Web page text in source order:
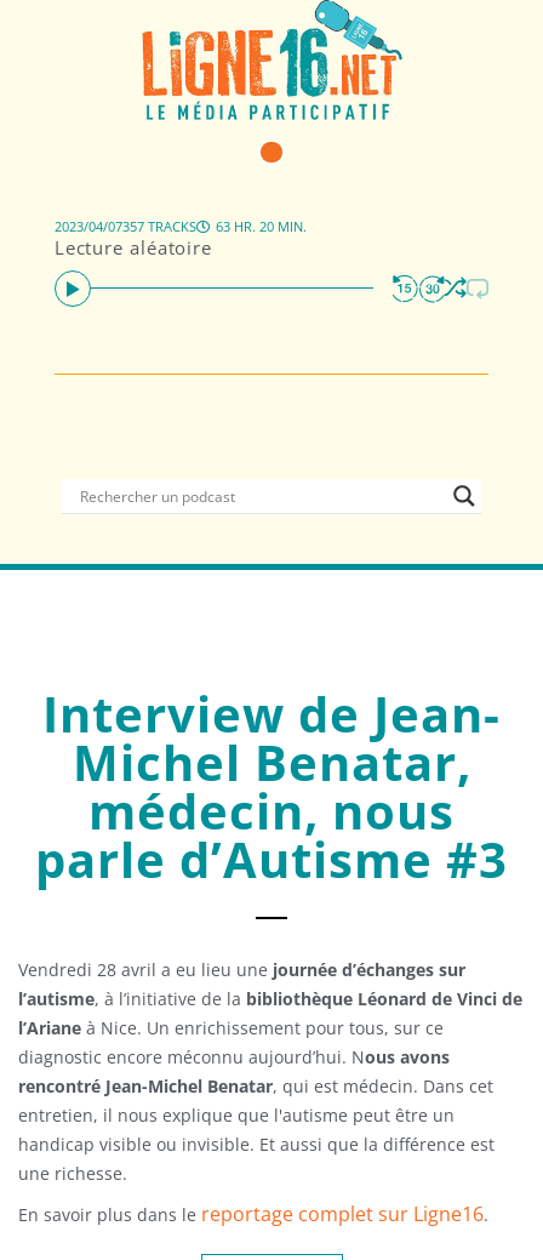
Lecture aléatoire
2023/04/07357 TRACKS 63 HR. 20 MIN.
Interview de Jean-
Michel Benatar,
médecin, nous
parle d’Autisme #3
Vendredi 28 avril a eu lieu une journée d’échanges sur
l’autisme, à l’initiative de la bibliothèque Léonard de Vinci de
l’Ariane à Nice. Un enrichissement pour tous, sur ce
diagnostic encore méconnu aujourd’hui. Nous avons
rencontré Jean-Michel Benatar, qui est médecin. Dans cet
entretien, il nous explique que l'autisme peut être un
handicap visible ou invisible. Et aussi que la différence est
une richesse.
En savoir plus dans le reportage complet sur Ligne16.